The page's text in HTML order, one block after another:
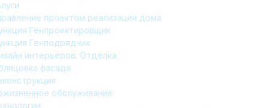
проектом реализации дома
Генпроектировщик
Генподрядчик
интерьеров. Отделка
фасада
обслуживание